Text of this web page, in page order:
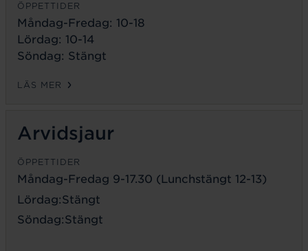
ÖPPETTIDER
Måndag-Fredag: 10-18
Lördag: 10-14
Söndag: Stängt
LÄS MER
Arvidsjaur
ÖPPETTIDER
Måndag-Fredag 9-17.30 (Lunchstängt 12-13)
Lördag:Stängt
Söndag:Stängt